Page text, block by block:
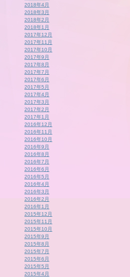
2018年4月
2018年3月
2018年2月
2018年1月
2017年12月
2017年11月
2017年10月
2017年9月
2017年8月
2017年7月
2017年6月
2017年5月
2017年4月
2017年3月
2017年2月
2017年1月
2016年12月
2016年11月
2016年10月
2016年9月
2016年8月
2016年7月
2016年6月
2016年5月
2016年4月
2016年3月
2016年2月
2016年1月
2015年12月
2015年11月
2015年10月
2015年9月
2015年8月
2015年7月
2015年6月
2015年5月
2015年4月